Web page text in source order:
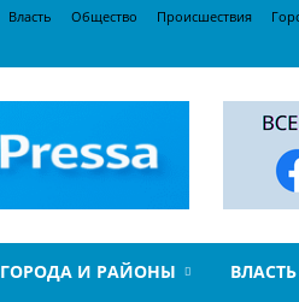
Власть Общество Происшествия
ГОРОДА И РАЙОНЫ ВЛАСТЬ